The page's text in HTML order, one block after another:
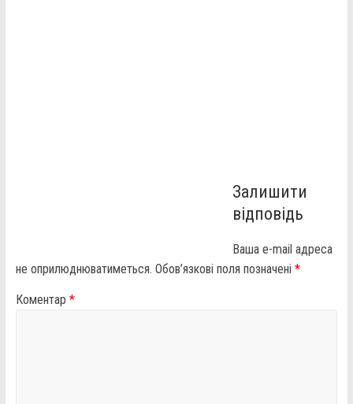
Залишити
відповідь
Ваша e-mail адреса
не оприлюднюватиметься. Обов’язкові поля позначені *
Коментар *